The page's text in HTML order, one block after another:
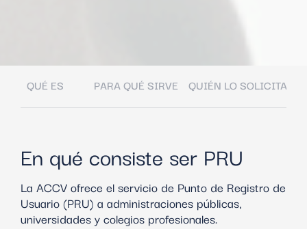
QUÉ ES PARA QUÉ SIRVE QUIÉN LO SOLICITA
En qué consiste ser PRU
La ACCV ofrece el servicio de Punto de Registro de
Usuario (PRU) a administraciones públicas,
universidades y colegios profesionales.